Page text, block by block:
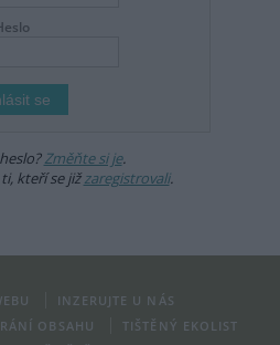
Změňte si je.
kteří se jižzaregistrovali.
INZERUJTE U NÁS
OBSAHU
TIŠTĚNÝ EKOLIST